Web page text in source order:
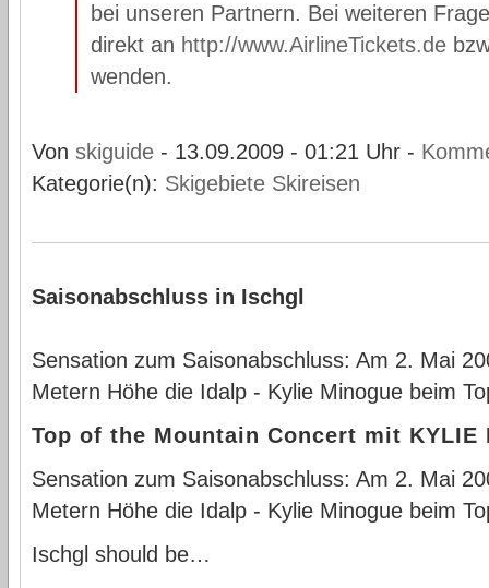
bei unseren Partnern. Bei weiteren
direkt an http://www.AirlineTickets.de
wenden.
Von skiguide- 13.09.2009 - 01:21 Uhr -
Kategorie(n): Skigebiete Skireisen
Saisonabschluss in Ischgl
Sensation zum Saisonabschluss: Am 2. Mai
Metern Höhe die Idalp - Kylie Minogue beim
Top of the Mountain Concert mit KYLIE
Sensation zum Saisonabschluss: Am 2. Mai
Metern Höhe die Idalp - Kylie Minogue beim
Ischgl should be…